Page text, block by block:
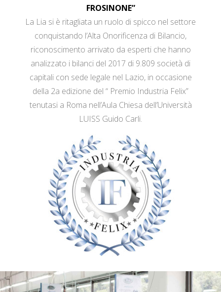
FROSINONE”
La Lia si è ritagliata un ruolo di spicco nel settore
conquistando l’Alta Onorificenza di Bilancio,
riconoscimento arrivato da esperti che hanno
analizzato i bilanci del 2017 di 9.809 società di
capitali con sede legale nel Lazio, in occasione
della 2a edizione del “ Premio Industria Felix”
tenutasi a Roma nell’Aula Chiesa dell’Università
LUISS Guido Carli.